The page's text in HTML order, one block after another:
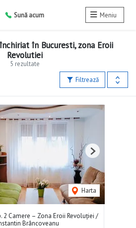
Sună acum Meniu
5 rezultate
în Bucuresti, zona Eroii
Revolutiei
Filtrează
Harta
Next
2 Camere – Zona Eroii Revoluției /
Brâncoveanu